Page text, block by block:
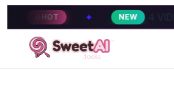
4 VIDEO STYLES NEW